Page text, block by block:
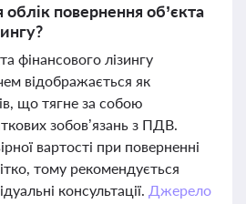
облік повернення об’єкта
фінансового лізингу
відображається як
що тягне за собою
зобов’язань з ПДВ.
вартості при поверненні
тому рекомендується
консультації. Джерело